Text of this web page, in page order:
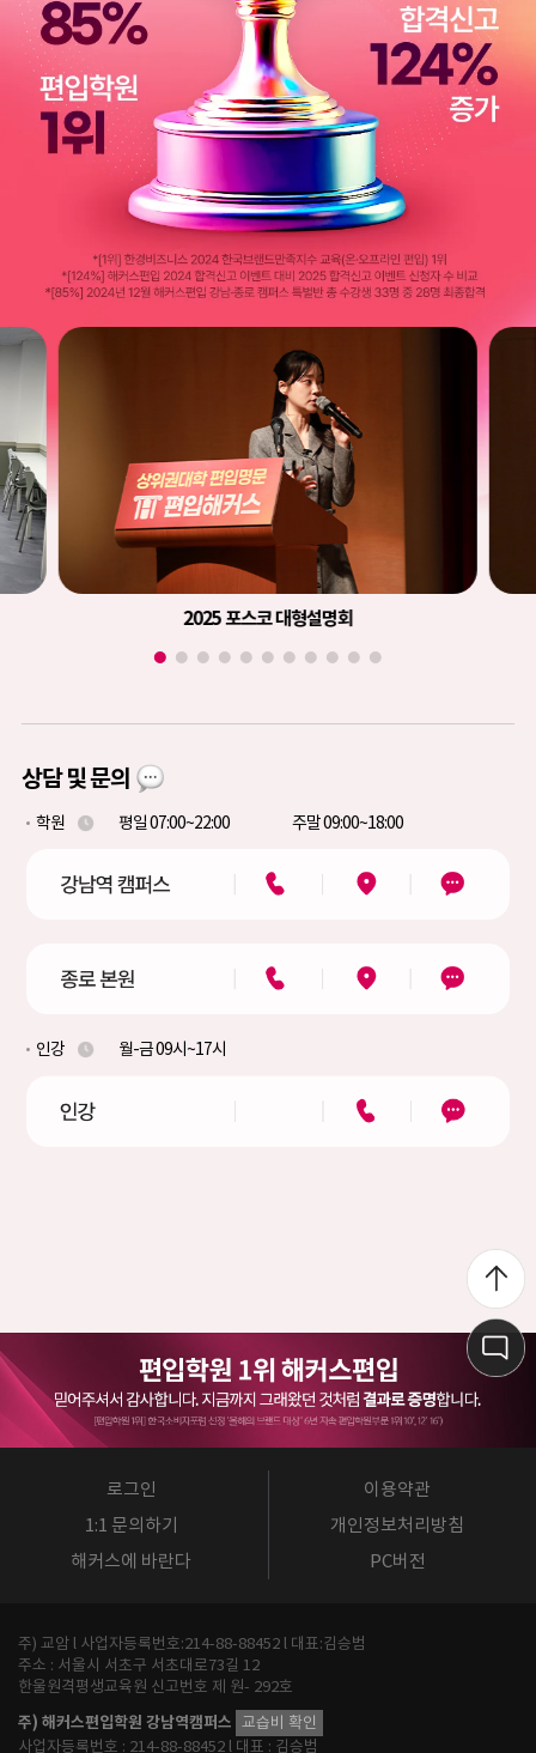
2025 포스코 대형설명회
상담 및 문의
학원 평일 07:00~22:00 주말 09:00~18:00
인강 월-금 09시~17시
로그인
이용약관
1:1 문의하기
개인정보처리방침
해커스에 바란다
PC버전
주) 교암 l 사업자등록번호:214-88-88452 l 대표:김승범
주소 : 서울시 서초구 서초대로73길 12
한울원격평생교육원 신고번호 제 원- 292호
주) 해커스편입학원 강남역캠퍼스 교습비 확인
사업자등록번호 : 214-88-88452 l 대표 : 김승범